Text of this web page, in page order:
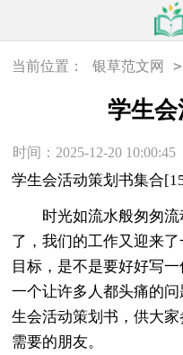
当前位置： 银草范文网 >
学生
时间：2025-12-20 10:00:45
学生会活动策划书集合
时光如流水般匆匆流
了，我们的工作又迎来
目标，是不是要好好写
一个让许多人都头痛的
生会活动策划书，供大
需要的朋友。